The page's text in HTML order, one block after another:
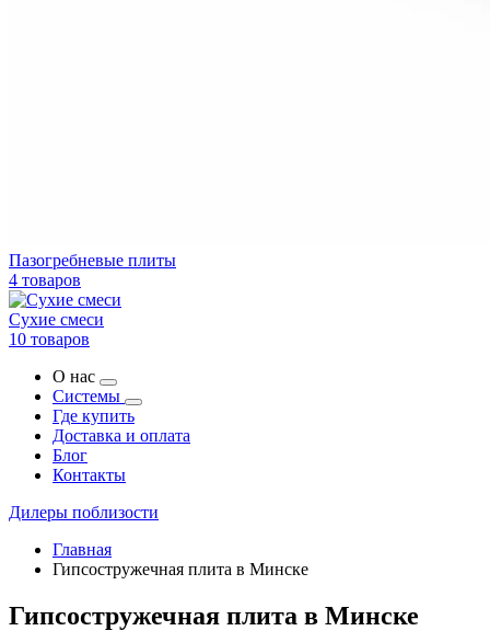
Пазогребневые плиты
4 товаров
Сухие смеси
10 товаров
О нас
Системы
Где купить
Доставка и оплата
Блог
Контакты
Дилеры поблизости
Главная
Гипсостружечная плита в Минске
Гипсостружечная плита в Минске